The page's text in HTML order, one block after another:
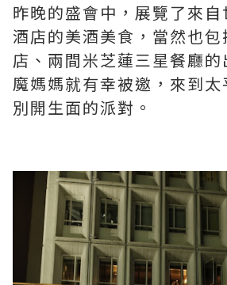
昨晚的盛會中，展覽了來
酒店的美酒美食，當然也
店、兩間米芝蓮三星餐廳
魔媽媽就有幸被邀，來到
別開生面的派對。